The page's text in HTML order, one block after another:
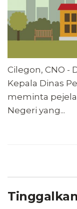
Cilegon, CNO -
Kepala Dinas
meminta
Negeri yang...